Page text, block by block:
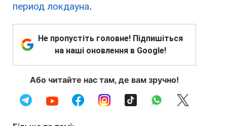
период локдауна.
Не пропустіть головне! Підпишіться
на наші оновлення в Google!
Або читайте нас там, де вам зручно!